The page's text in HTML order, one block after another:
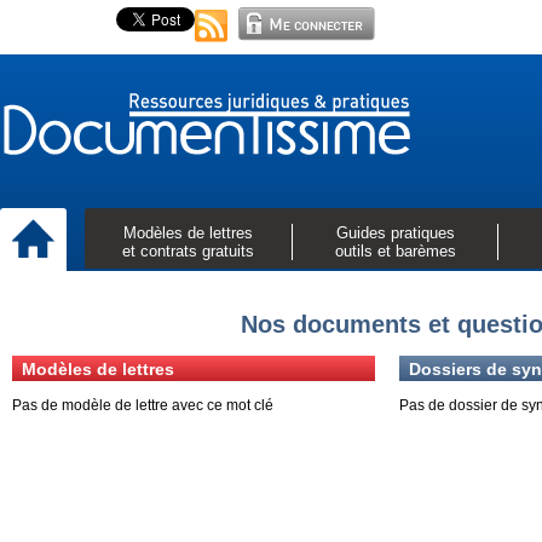
Modèles de lettres
et contrats gratuits
Guides pratiques
outils et barèmes
Nos documents et
Modèles de lettres
Pas de modèle de lettre avec ce mot clé
Dossiers de
Pas de dossier de